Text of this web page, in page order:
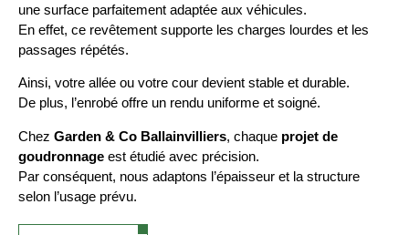
une surface parfaitement adaptée aux véhicules.
En effet, ce revêtement supporte les charges lourdes et les
passages répétés.
Ainsi, votre allée ou votre cour devient stable et durable.
De plus, l’enrobé offre un rendu uniforme et soigné.
Chez Garden & Co Ballainvilliers, chaque projet de
goudronnage est étudié avec précision.
Par conséquent, nous adaptons l’épaisseur et la structure
selon l’usage prévu.